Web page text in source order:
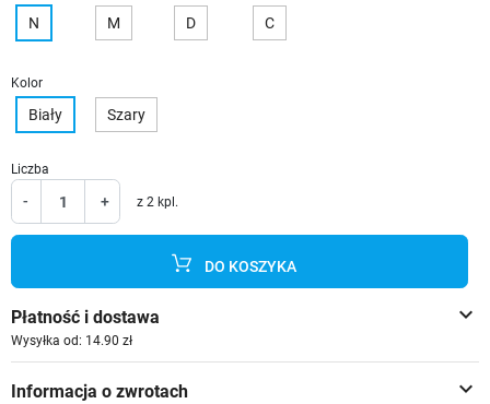
N M D C
Kolor
Biały Szary
Liczba
- + z 2 kpl.
DO KOSZYKA
keyboard_arrow_down
Płatność i dostawa
Wysyłka od: 14.90 zł
keyboard_arrow_down
Informacja o zwrotach